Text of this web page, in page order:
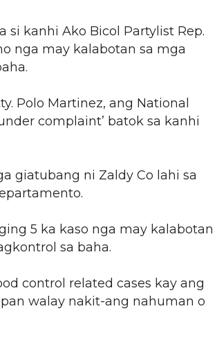
kanhi Ako Bicol Partylist Rep.
nga may kalabotan sa mga
Polo Martinez, ang National
complaint’ batok sa kanhi
giatubang ni Zaldy Co lahi sa
5 ka kaso nga may kalabotan
sa baha.
control related cases kay ang
walay nakit-ang nahuman o